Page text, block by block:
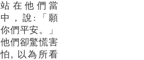
站在他們當
中，說:「願
你們平安。」
他們卻驚慌害
怕, 以為所看